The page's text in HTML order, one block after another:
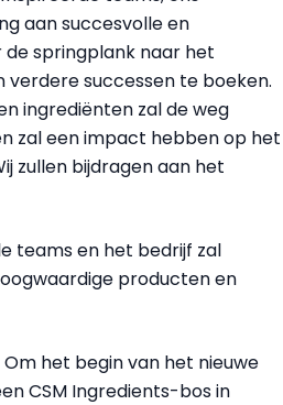
aan succesvolle en
springplank naar het
successen te boeken.
ingrediënten zal de weg
zal een impact hebben op het
zullen bijdragen aan het
teams en het bedrijf zal
producten en
het begin van het nieuwe
CSM Ingredients-bos in